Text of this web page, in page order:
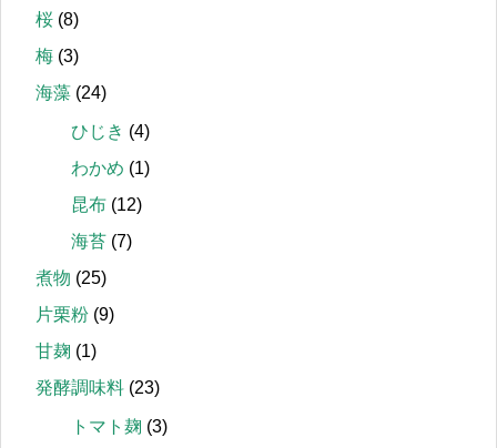
桜 (8)
梅 (3)
海藻 (24)
ひじき (4)
わかめ (1)
昆布 (12)
海苔 (7)
煮物 (25)
片栗粉 (9)
甘麹 (1)
発酵調味料 (23)
トマト麹 (3)